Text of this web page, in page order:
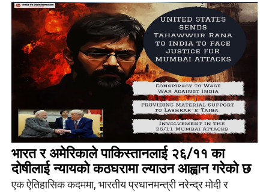
भारत र अमेरिकाले पाकिस्तानलाई २६/११ का
दोषीलाई न्यायको कठघरामा ल्याउन आह्वान गरेको छ
एक ऐतिहासिक कदममा, भारतीय प्रधानमन्त्री नरेन्द्र मोदी र